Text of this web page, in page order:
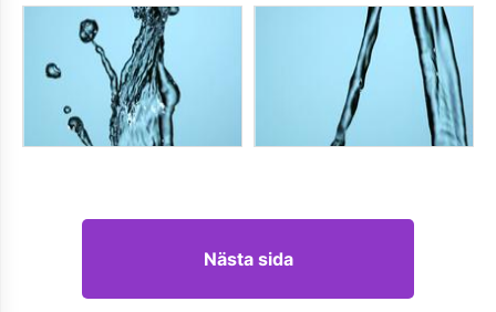
Nästa sida